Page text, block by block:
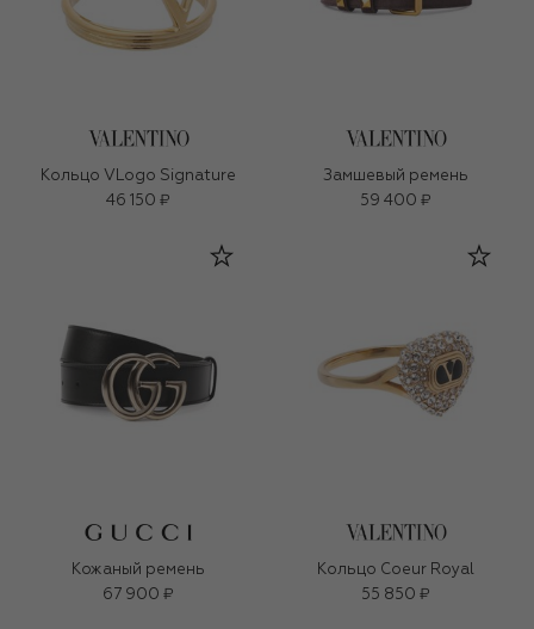
Кольцо VLogo Signature
46 150 ₽
Замшевый ремень
59 400 ₽
Кожаный ремень
67 900 ₽
Кольцо Coeur Royal
55 850 ₽